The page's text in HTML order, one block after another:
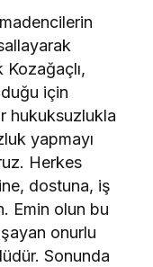
için
hukuksuzlukla
yapmayı
Herkes
dostuna, iş
Emin olun bu
onurlu
Sonunda